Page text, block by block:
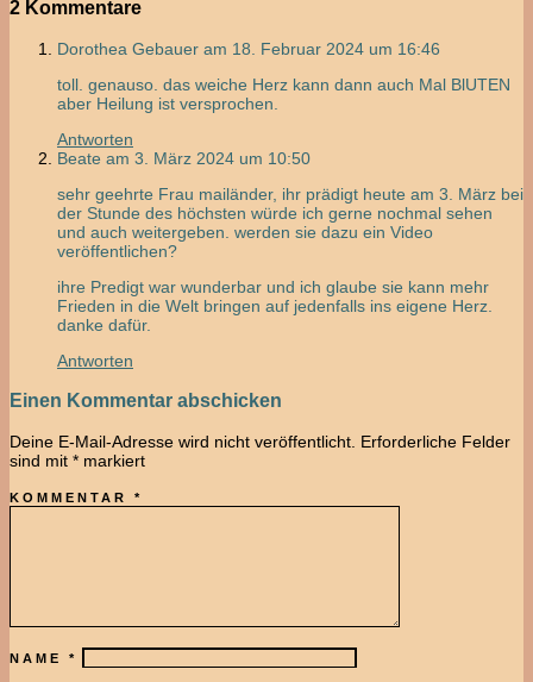
2 Kommentare
Dorothea Gebauer am 18. Februar 2024 um 16:46
toll. genauso. das weiche Herz kann dann auch Mal BlUTEN
aber Heilung ist versprochen.
Antworten
Beate am 3. März 2024 um 10:50
sehr geehrte Frau mailänder, ihr prädigt heute am 3. März bei
der Stunde des höchsten würde ich gerne nochmal sehen
und auch weitergeben. werden sie dazu ein Video
veröffentlichen?
ihre Predigt war wunderbar und ich glaube sie kann mehr
Frieden in die Welt bringen auf jedenfalls ins eigene Herz.
danke dafür.
Antworten
Einen Kommentar abschicken
Deine E-Mail-Adresse wird nicht veröffentlicht. Erforderliche Felder
sind mit * markiert
KOMMENTAR *
NAME *